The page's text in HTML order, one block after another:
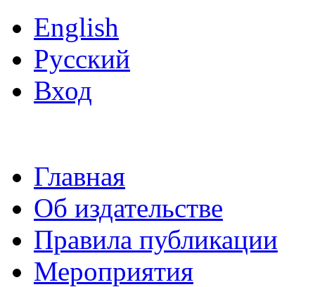
English
Русский
Вход
Главная
Об издательстве
Правила публикации
Мероприятия